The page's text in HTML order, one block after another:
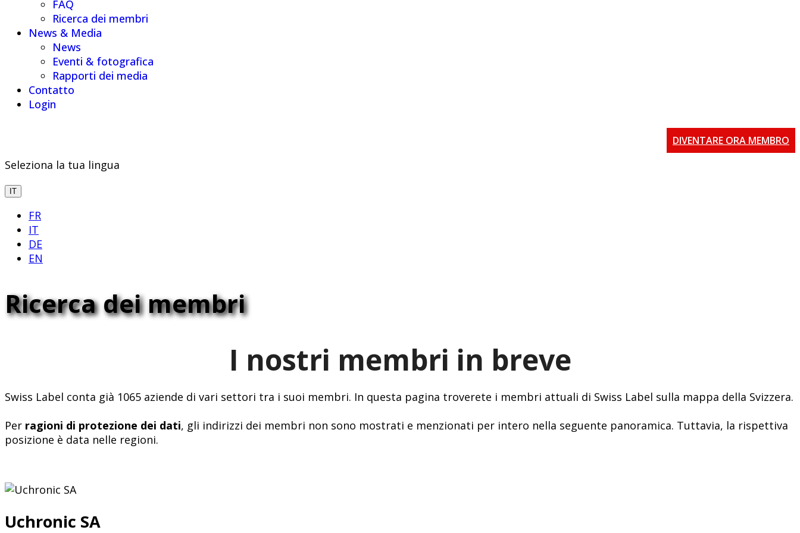
FAQ
Ricerca dei membri
News & Media
News
Eventi & fotografica
Rapporti dei media
Contatto
Login
DIVENTARE ORA MEMBRO
Seleziona la tua lingua
IT
FR
IT
DE
EN
Ricerca dei membri
I nostri membri in breve
Swiss Label conta già 1065 aziende di vari settori tra i suoi membri. In questa pagina troverete i membri attuali di Swiss Label sulla mappa della Svizzera.
Per ragioni di protezione dei dati, gli indirizzi dei membri non sono mostrati e menzionati per intero nella seguente panoramica. Tuttavia, la rispettiva
posizione è data nelle regioni.
Uchronic SA